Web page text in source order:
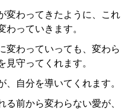
変わってきたように、これ
わっていきます。
変わっていっても、変わら
見守ってくれます。
、自分を導いてくれます。
る前から変わらない愛が、